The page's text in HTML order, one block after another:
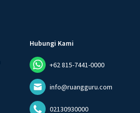
Hubungi Kami
+62 815-7441-0000
info@ruangguru.com
02130930000